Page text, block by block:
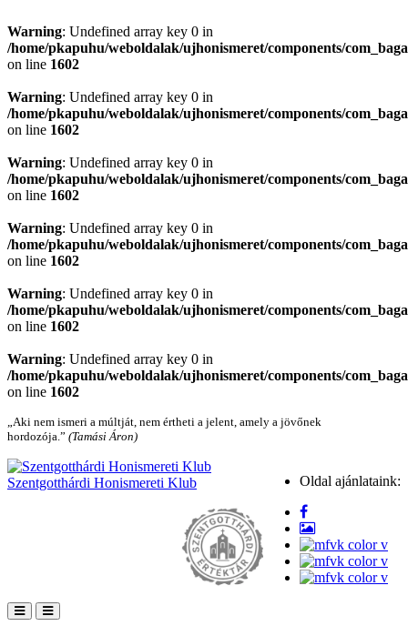
Warning: Undefined array key 0 in
/home/pkapuhu/weboldalak/ujhonismeret/components/
on line 1602
Warning: Undefined array key 0 in
/home/pkapuhu/weboldalak/ujhonismeret/components/
on line 1602
Warning: Undefined array key 0 in
/home/pkapuhu/weboldalak/ujhonismeret/components/
on line 1602
Warning: Undefined array key 0 in
/home/pkapuhu/weboldalak/ujhonismeret/components/
on line 1602
Warning: Undefined array key 0 in
/home/pkapuhu/weboldalak/ujhonismeret/components/
on line 1602
Warning: Undefined array key 0 in
/home/pkapuhu/weboldalak/ujhonismeret/components/
on line 1602
„Aki nem ismeri a múltját, nem értheti a jelent, amely a jövőnek
hordozója.” (Tamási Áron)
Oldal ajánlataink:
Szentgotthárdi Honismereti Klub